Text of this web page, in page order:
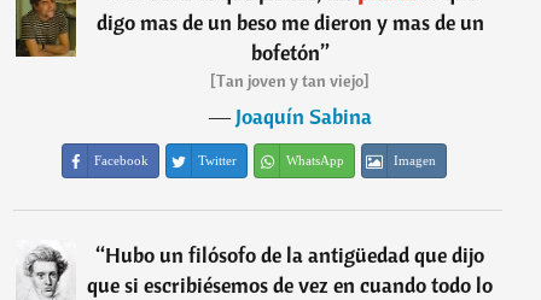
digo mas de un beso me dieron y mas de un
bofetón”
[Tan joven y tan viejo]
―Joaquín Sabina
Facebook Twitter WhatsApp Imagen
“Hubo un filósofo de la antigüedad que dijo
que si escribiésemos de vez en cuando todo lo